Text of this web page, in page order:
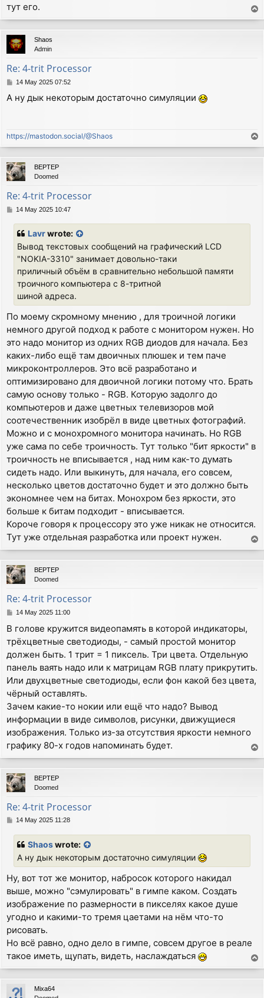
тут его.
o
p
Shaos
Admin
Re: 4-trit Processor
P
s
14 May 2025 07:52
А ну дык некоторым достаточно симуляции
https://mastodon.social/@Shaos
o
p
BEPTEP
Doomed
Re: 4-trit Processor
P14 May 2025 10:47
Lavrwrote:
Вывод текстовых сообщений на графический LCD
"NOKIA-3310" занимает довольно-таки
приличный объём в сравнительно небольшой памяти
троичного компьютера с 8-тритной
шиной адреса.
По моему скромному мнению , для троичной логики
немного другой подход к работе с монитором нужен. Но
это надо монитор из одних RGB диодов для начала. Без
каких-либо ещё там двоичных плюшек и тем паче
микроконтроллеров. Это всё разработано и
оптимизировано для двоичной логики потому что. Брать
самую основу только - RGB. Которую задолго до
компьютеров и даже цветных телевизоров мой
соотечественник изобрёл в виде цветных фотографий.
Можно и с монохромного монитора начинать. Но RGB
уже сама по себе троичность. Тут только "бит яркости" в
троичность не вписывается , над ним как-то думать
сидеть надо. Или выкинуть, для начала, его совсем,
несколько цветов достаточно будет и это должно быть
экономнее чем на битах. Монохром без яркости, это
больше к битам подходит - вписывается.
Короче говоря к процессору это уже никак не относится.
Тут уже отдельная разработка или проект нужен.
o
p
BEPTEP
Doomed
Re: 4-trit Processor
P
s
t
14 May 2025 11:00
В голове кружится видеопамять в которой индикаторы,
трёхцветные светодиоды, - самый простой монитор
должен быть. 1 трит = 1 пиксель. Три цвета. Отдельную
панель ваять надо или к матрицам RGB плату прикрутить.
Или двухцветные светодиоды, если фон какой без цвета,
чёрный оставлять.
Зачем какие-то нокии или ещё что надо? Вывод
информации в виде символов, рисунки, движущиеся
изображения. Только из-за отсутствия яркости немного
графику 80-х годов напоминать будет.
o
p
BEPTEP
Doomed
Re: 4-trit Processor
P14 May 2025 11:28
Shaoswrote:
А ну дык некоторым достаточно симуляции
Ну, вот тот же монитор, набросок которого накидал
выше, можно "сэмулировать" в гимпе каком. Создать
изображение по размерности в пикселях какое душе
угодно и какими-то тремя цаетами на нём что-то
рисовать.
Но всё равно, одно дело в гимпе, совсем другое в реале
такое иметь, щупать, видеть, наслаждаться
o
p
Mixa64